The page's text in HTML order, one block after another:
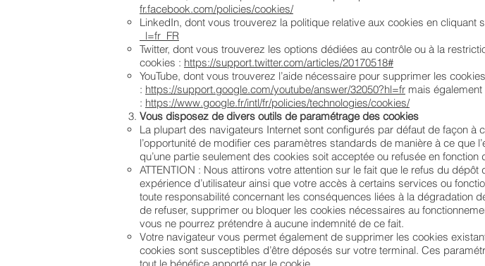
fr.facebook.com/policies/cookies/
LinkedIn, dont vous trouverez la politique relative aux cookies en cliquant
_l=fr_FR
Twitter, dont vous trouverez les options dédiées au contrôle ou à la
cookies : https://support.twitter.com/articles/20170518#
YouTube, dont vous trouverez l’aide nécessaire pour supprimer les
: https://support.google.com/youtube/answer/32050?hl=fr mais
: https://www.google.fr/intl/fr/policies/technologies/cookies/
Vous disposez de divers outils de paramétrage des cookies
La plupart des navigateurs Internet sont configurés par défaut de façon
l’opportunité de modifier ces paramètres standards de manière à ce que
qu’une partie seulement des cookies soit acceptée ou refusée en fonction
ATTENTION : Nous attirons votre attention sur le fait que le refus du
expérience d’utilisateur ainsi que votre accès à certains services ou
toute responsabilité concernant les conséquences liées à la dégradation
de refuser, supprimer ou bloquer les cookies nécessaires au
vous ne pourrez prétendre à aucune indemnité de ce fait.
Votre navigateur vous permet également de supprimer les cookies
cookies sont susceptibles d’être déposés sur votre terminal. Ces